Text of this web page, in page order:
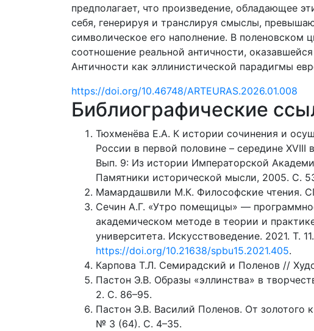
предполагает, что произведение, обладающее
себя, генерируя и транслируя смыслы,
символическое его наполнение. В
соотношение реальной античности,
Античности как эллинистической парадигмы
https://doi.org/10.46748/ARTEURAS.2026.01.008
Библиографические
Тюхменёва Е.А. К истории сочинения и
России в первой половине – середине XVIII
Вып. 9: Из истории Императорской
Памятники исторической мысли, 2005. С.
Мамардашвили М.К. Философские чтения.
Сечин А.Г. «Утро помещицы» —
академическом методе в теории и
университета. Искусствоведение. 2021. Т.
https://doi.org/10.21638/spbu15.2021.405.
Карпова Т.Л. Семирадский и Поленов //
Пастон Э.В. Образы «эллинства» в
2. С. 86–95.
Пастон Э.В. Василий Поленов. От золотого
№ 3 (64). С. 4–35.